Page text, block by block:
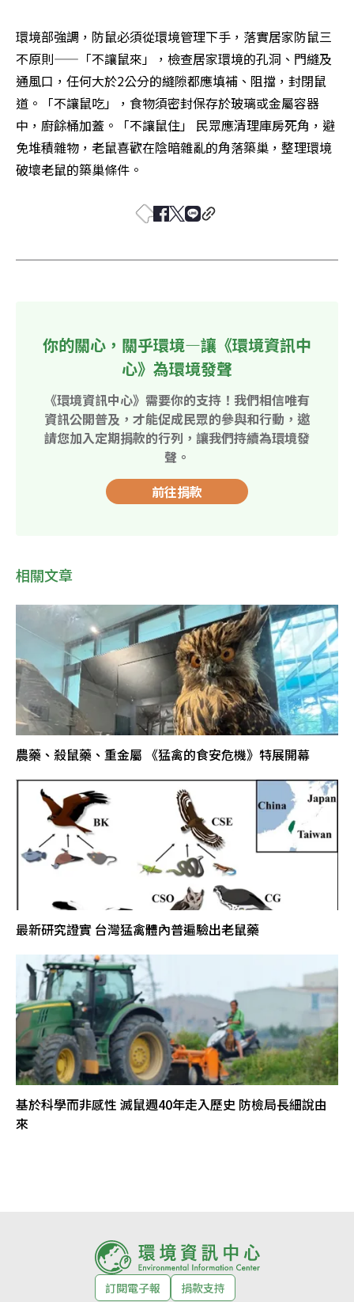
環境部強調，防鼠必須從環境管理下手，落實居家防鼠三
不原則——「不讓鼠來」，檢查居家環境的孔洞、門縫及
通風口，任何大於2公分的縫隙都應填補、阻擋，封閉鼠
道。「不讓鼠吃」，食物須密封保存於玻璃或金屬容器
中，廚餘桶加蓋。「不讓鼠住」 民眾應清理庫房死角，避
免堆積雜物，老鼠喜歡在陰暗雜亂的角落築巢，整理環境
破壞老鼠的築巢條件。
你的關心，關乎環境—讓《環境資訊中
心》為環境發聲
《環境資訊中心》需要你的支持！我們相信唯有
資訊公開普及，才能促成民眾的參與和行動，邀
請您加入定期捐款的行列，讓我們持續為環境發
聲。
前往捐款
相關文章
農藥、殺鼠藥、重金屬 《猛禽的食安危機》特展開幕
最新研究證實 台灣猛禽體內普遍驗出老鼠藥
基於科學而非感性 滅鼠週40年走入歷史 防檢局長細說由
來
訂閱電子報 捐款支持